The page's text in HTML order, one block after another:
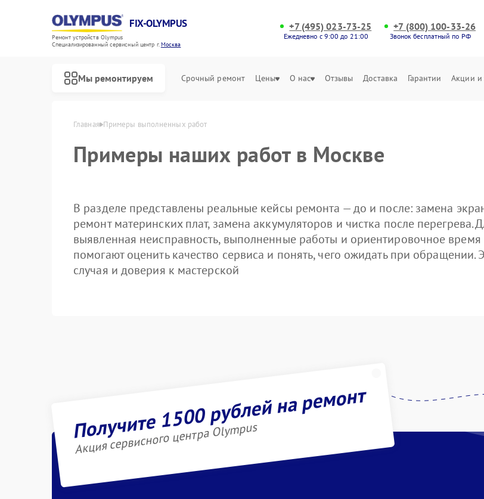
FIX-OLYMPUS
Ремонт устройств Olympus
Специализированный cервисный центр г.Москва
+7 (495) 023-73-25
Ежедневно с 9:00 до 21:00
+7 (800) 100-33-26
Звонок бесплатный по РФ
Мы ремонтируем Срочный ремонт Цены О нас Отзывы Доставка Гарантии Акции и
Главная Примеры выполненных работ
Примеры наших работ в Москве
В разделе представлены реальные кейсы ремонта — до и после: замена
ремонт материнских плат, замена аккумуляторов и чистка после перегрева.
выявленная неисправность, выполненные работы и ориентировочное
помогают оценить качество сервиса и понять, чего ожидать при
случая и доверия к мастерской
Получите 1500 рублей на ремонт
Акция сервисного центра Olympus